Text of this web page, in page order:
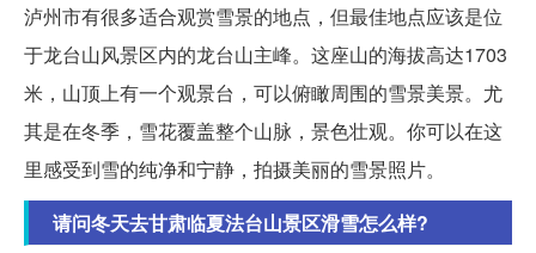
泸州市有很多适合观赏雪景的地点，但最佳地点应该是位
于龙台山风景区内的龙台山主峰。这座山的海拔高达1703
米，山顶上有一个观景台，可以俯瞰周围的雪景美景。尤
其是在冬季，雪花覆盖整个山脉，景色壮观。你可以在这
里感受到雪的纯净和宁静，拍摄美丽的雪景照片。
请问冬天去甘肃临夏法台山景区滑雪怎么样?